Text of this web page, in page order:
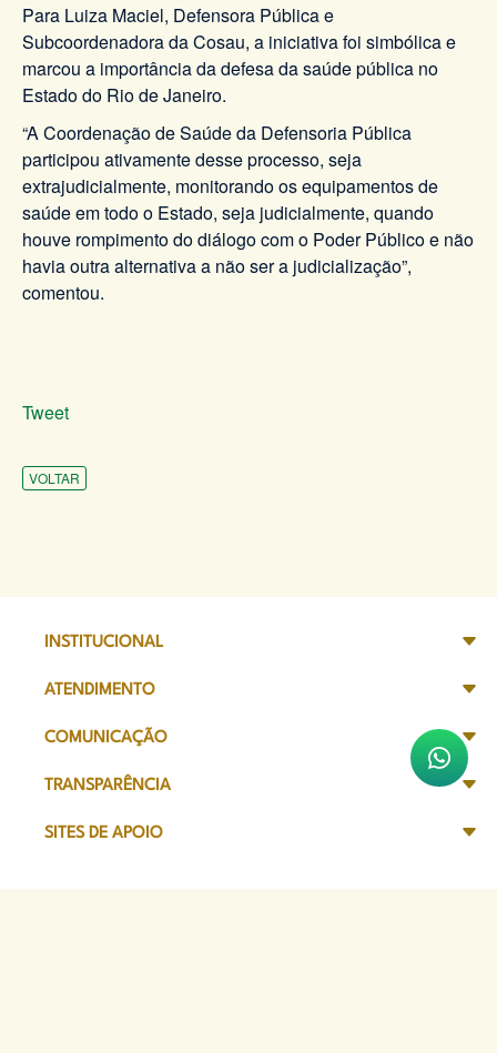
Para Luiza Maciel, Defensora Pública e
Subcoordenadora da Cosau, a iniciativa foi simbólica e
marcou a importância da defesa da saúde pública no
Estado do Rio de Janeiro.
“A Coordenação de Saúde da Defensoria Pública
participou ativamente desse processo, seja
extrajudicialmente, monitorando os equipamentos de
saúde em todo o Estado, seja judicialmente, quando
houve rompimento do diálogo com o Poder Público e não
havia outra alternativa a não ser a judicialização”,
comentou.
Tweet
VOLTAR
INSTITUCIONAL
ATENDIMENTO
COMUNICAÇÃO
TRANSPARÊNCIA
SITES DE APOIO